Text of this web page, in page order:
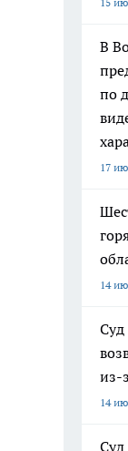
В
по
17
14
Суд
из-
14
Суд